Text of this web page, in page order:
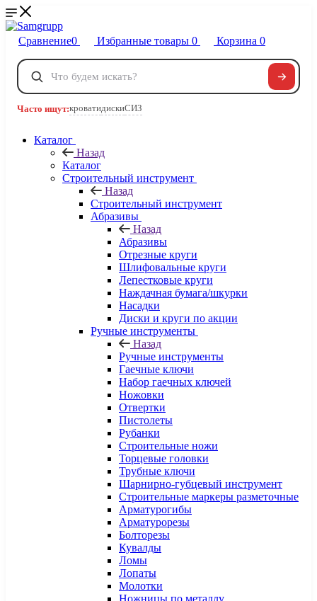
Сравнение0 Избранные товары 0 Корзина 0
Телефоны
8 800 222-40-09
Часто ищут:кроватидискиСИЗ
Каталог
Назад
Каталог
Строительный инструмент
Назад
Строительный инструмент
Абразивы
Назад
Абразивы
Отрезные круги
Шлифовальные круги
Лепестковые круги
Наждачная бумага/шкурки
Насадки
Диски и круги по акции
Ручные инструменты
Назад
Ручные инструменты
Гаечные ключи
Набор гаечных ключей
Ножовки
Отвертки
Пистолеты
Рубанки
Строительные ножи
Торцевые головки
Трубные ключи
Шарнирно-губцевый инструмент
Строительные маркеры разметочные
Арматурогибы
Арматурорезы
Болторезы
Кувалды
Ломы
Лопаты
Молотки
Ножницы по металлу